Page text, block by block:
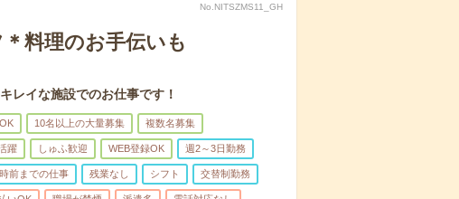
No.NITSZMS11_GH
料理のお手伝いも
イな施設でのお仕事です！
10名以上の大量募集 複数名募集
躍 しゅふ歓迎 WEB登録OK 週2～3日勤務
前までの仕事 残業なし シフト 交替制勤務